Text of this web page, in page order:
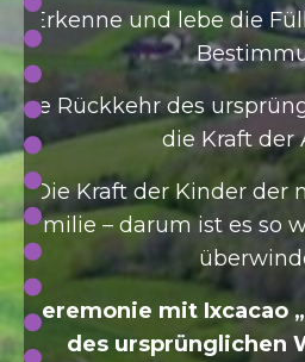
Erkenne und lebe die
Die Rückkehr des
die Kraft der
Die Kraft der Kinder der
Familie – darum ist es so
Zeremonie mit Ixcacao
des ursprünglichen